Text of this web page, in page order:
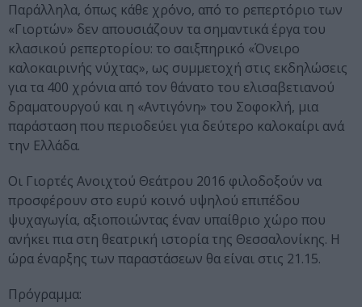
Παράλληλα, όπως κάθε χρόνο, από το ρεπερτόριο των
«Γιορτών» δεν απουσιάζουν τα σημαντικά έργα του
κλασικού ρεπερτορίου: το σαιξπηρικό «Όνειρο
καλοκαιρινής νύχτας», ως συμμετοχή στις εκδηλώσεις
για τα 400 χρόνια από τον θάνατο του ελισαβετιανού
δραματουργού και η «Αντιγόνη» του Σοφοκλή, μια
παράσταση που περιοδεύει για δεύτερο καλοκαίρι ανά
την Ελλάδα.
Οι Γιορτές Ανοιχτού Θεάτρου 2016 φιλοδοξούν να
προσφέρουν στο ευρύ κοινό υψηλού επιπέδου
ψυχαγωγία, αξιοποιώντας έναν υπαίθριο χώρο που
ανήκει πια στη θεατρική ιστορία της Θεσσαλονίκης. Η
ώρα έναρξης των παραστάσεων θα είναι στις 21.15.
Πρόγραμμα: